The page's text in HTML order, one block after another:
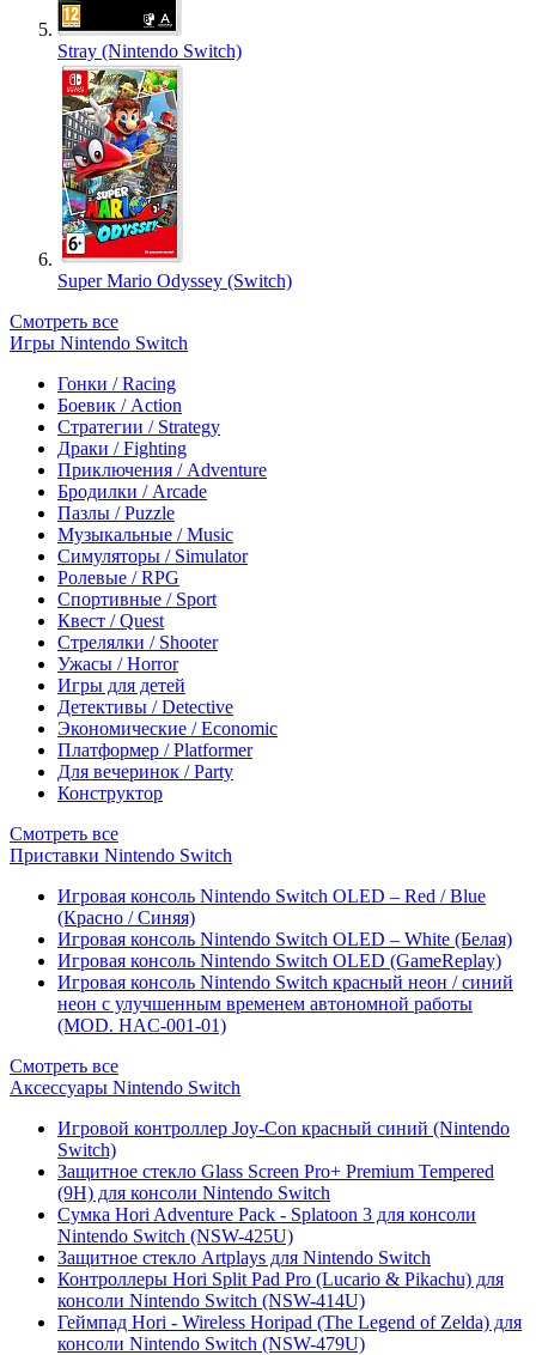
Stray (Nintendo Switch)
Super Mario Odyssey (Switch)
Смотреть все
Игры Nintendo Switch
Гонки / Racing
Боевик / Action
Стратегии / Strategy
Драки / Fighting
Приключения / Adventure
Бродилки / Arcade
Пазлы / Puzzle
Музыкальные / Music
Симуляторы / Simulator
Ролевые / RPG
Спортивные / Sport
Квест / Quest
Стрелялки / Shooter
Ужасы / Horror
Игры для детей
Детективы / Detective
Экономические / Economic
Платформер / Platformer
Для вечеринок / Party
Конструктор
Смотреть все
Приставки Nintendo Switch
Игровая консоль Nintendo Switch OLED – Red / Blue
(Красно / Синяя)
Игровая консоль Nintendo Switch OLED – White (Белая)
Игровая консоль Nintendo Switch OLED (GameReplay)
Игровая консоль Nintendo Switch красный неон / синий
неон с улучшенным временем автономной работы
(MOD. HAC-001-01)
Смотреть все
Аксессуары Nintendo Switch
Игровой контроллер Joy-Con красный синий (Nintendo
Switch)
Защитное стекло Glass Screen Pro+ Premium Tempered
(9H) для консоли Nintendo Switch
Сумка Hori Adventure Pack - Splatoon 3 для консоли
Nintendo Switch (NSW-425U)
Защитное стекло Artplays для Nintendo Switch
Контроллеры Hori Split Pad Pro (Lucario & Pikachu) для
консоли Nintendo Switch (NSW-414U)
Геймпад Hori - Wireless Horipad (The Legend of Zelda) для
консоли Nintendo Switch (NSW-479U)